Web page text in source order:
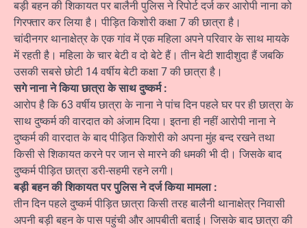
बड़ी बहन की शिकायत पर बालैनी पुलिस ने रिपोर्ट दर्ज कर आरोपी नाना को
गिरफ्तार कर लिया है। पीड़ित किशोरी कक्षा 7 की छात्रा है।
चांदीनगर थानाक्षेत्र के एक गांव में एक महिला अपने परिवार के साथ मायके
में रहती है। महिला के चार बेटी व दो बेटे हैं। तीन बेटी शादीशुदा हैं जबकि
उसकी सबसे छोटी 14 वर्षीय बेटी कक्षा 7 की छात्रा है।
सगे नाना ने किया छात्रा के साथ दुष्कर्म :
आरोप है कि 63 वर्षीय छात्रा के नाना ने पांच दिन पहले घर पर ही छात्रा के
साथ दुष्कर्म की वारदात को अंजाम दिया। इतना ही नहीं आरोपी नाना ने
दुष्कर्म की वारदात के बाद पीड़ित किशोरी को अपना मुंह बन्द रखने तथा
किसी से शिकायत करने पर जान से मारने की धमकी भी दी। जिसके बाद
दुष्कर्म पीड़ित छात्रा डरी-सहमी रहने लगी।
बड़ी बहन की शिकायत पर पुलिस ने दर्ज किया मामला :
तीन दिन पहले दुष्कर्म पीड़ित छात्रा किसी तरह बालैनी थानाक्षेत्र निवासी
अपनी बड़ी बहन के पास पहुंची और आपबीती बताई। जिसके बाद छात्रा की